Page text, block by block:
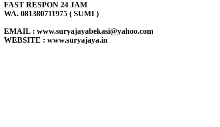
FAST RESPON 24 JAM
WA. 081380711975 ( SUMI )
EMAIL : www.suryajayabekasi@yahoo.com
WEBSITE : www.suryajaya.in